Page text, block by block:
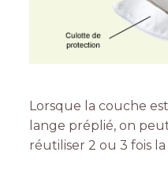
Lorsque la couche
lange préplié, on
réutiliser 2 ou 3 fois